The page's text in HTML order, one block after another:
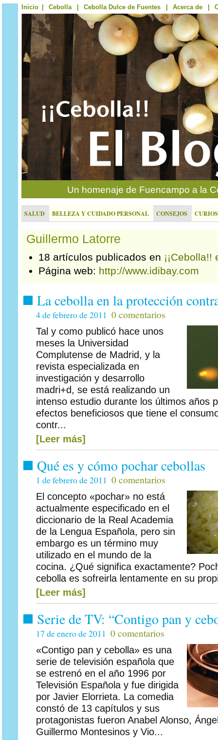
Inicio Cebolla Cebolla Dulce de Fuentes Acerca de
Un homenaje de Fuencampo a la
SALUD BELLEZA Y CUIDADO PERSONAL CONSEJOS
Guillermo Latorre
18 artículos publicados en ¡¡Cebolla!!
Página web: http://www.idibay.com
La cebolla en la protección
4 de febrero de 2011 0 comentarios
Tal y como publicó hace unos
meses la Universidad
Complutense de Madrid, y la
revista especializada en
investigación y desarrollo
madri+d, se está realizando un
intenso estudio durante los últimos años
efectos beneficiosos que tiene el
contr...
[Leer más]
Qué es y cómo pochar cebollas
1 de febrero de 2011 0 comentarios
El concepto «pochar» no está
actualmente especificado en el
diccionario de la Real Academia
de la Lengua Española, pero sin
embargo es un término muy
utilizado en el mundo de la
cocina. ¿Qué significa exactamente?
cebolla es sofreirla lentamente en su
[Leer más]
Serie de TV: “Contigo pan y
17 de enero de 2011 0 comentarios
«Contigo pan y cebolla» es una
serie de televisión española que
se estrenó en el año 1996 por
Televisión Española y fue dirigida
por Javier Elorrieta. La comedia
constó de 13 capítulos y sus
protagonistas fueron Anabel Alonso,
Guillermo Montesinos y Vio...